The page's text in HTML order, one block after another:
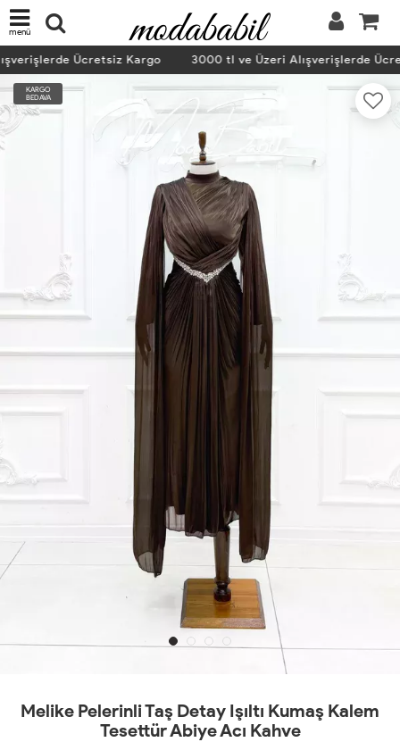
menü
Ücretsiz Kargo 3000 tl ve Üzeri Alışverişlerde
KARGO
BEDAVA
Melike Pelerinli Taş Detay Işıltı Kumaş Kalem
Tesettür Abiye Acı Kahve